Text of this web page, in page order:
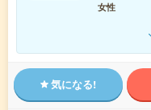
女性
気になる!